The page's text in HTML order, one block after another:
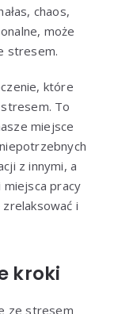
chaos,
może
stresem.
które
To
miejsce
z innymi, a
pracy
i
kroki
ze stresem